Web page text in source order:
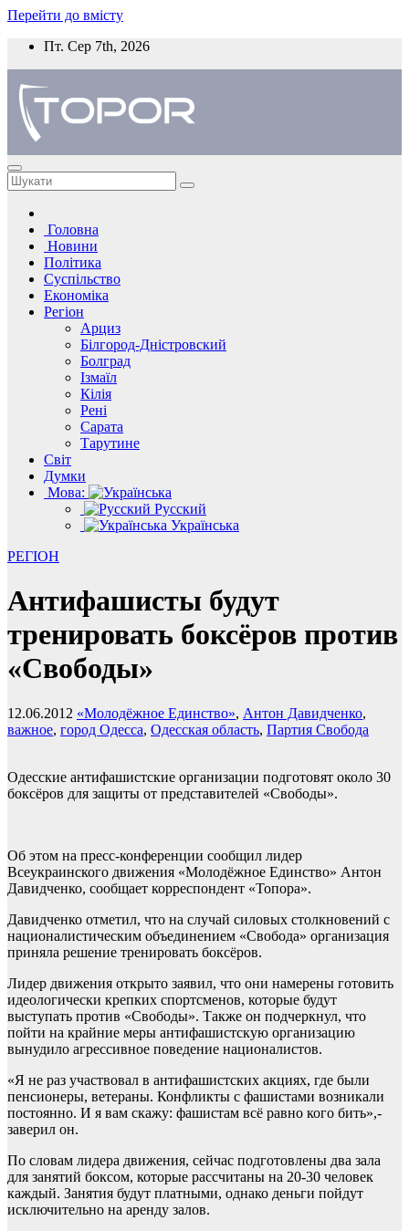
Перейти до вмісту
Пт. Сер 7th, 2026
Головна
Новини
Політика
Суспільство
Економіка
Регіон
Арциз
Білгород-Дністровский
Болград
Ізмаїл
Кілія
Рені
Сарата
Тарутине
Світ
Думки
Мова:
Русский
Українська
РЕГІОН
Антифашисты будут
тренировать боксёров против
«Свободы»
12.06.2012 «Молодёжное Единство», Антон Давидченко,
важное, город Одесса, Одесская область, Партия Свобода
Одесские антифашистские организации подготовят около 30
боксёров для защиты от представителей «Свободы».
Об этом на пресс-конференции сообщил лидер
Всеукраинского движения «Молодёжное Единство» Антон
Давидченко, сообщает корреспондент «Топора».
Давидченко отметил, что на случай силовых столкновений с
националистическим объединением «Свобода» организация
приняла решение тренировать боксёров.
Лидер движения открыто заявил, что они намерены готовить
идеологически крепких спортсменов, которые будут
выступать против «Свободы». Также он подчеркнул, что
пойти на крайние меры антифашистскую организацию
вынудило агрессивное поведение националистов.
«Я не раз участвовал в антифашистских акциях, где были
пенсионеры, ветераны. Конфликты с фашистами возникали
постоянно. И я вам скажу: фашистам всё равно кого бить»,-
заверил он.
По словам лидера движения, сейчас подготовлены два зала
для занятий боксом, которые рассчитаны на 20-30 человек
каждый. Занятия будут платными, однако деньги пойдут
исключительно на аренду залов.